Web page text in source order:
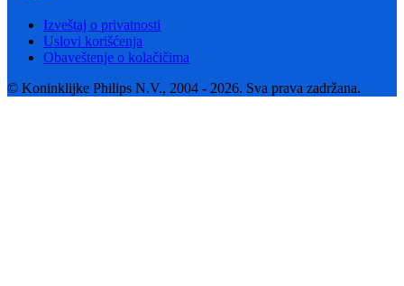
Izveštaj o privatnosti
Uslovi korišćenja
Obaveštenje o kolačičima
© Koninklijke Philips N.V., 2004 - 2026. Sva prava zadržana.